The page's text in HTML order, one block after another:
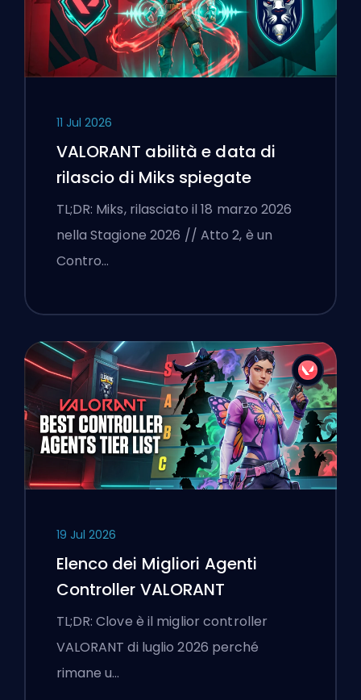
11 Jul 2026
VALORANT abilità e data di
rilascio di Miks spiegate
TL;DR: Miks, rilasciato il 18 marzo 2026
nella Stagione 2026 // Atto 2, è un
Contro…
19 Jul 2026
Elenco dei Migliori Agenti
Controller VALORANT
TL;DR: Clove è il miglior controller
VALORANT di luglio 2026 perché
rimane u…